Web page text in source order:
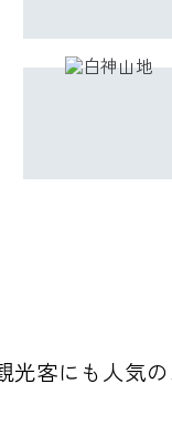
客にも人気